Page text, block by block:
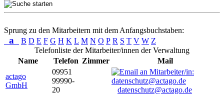
Sprung zu den Mitarbeitern mit dem Anfangsbuchstaben:
a B D E F G H K L M N O P R S T V W Z
Telefonliste der Mitarbeiter/innen der Verwaltung
Name
Telefon Zimmer
Mail
actago
GmbH
09951
99990-
20
datenschutz@actago.de